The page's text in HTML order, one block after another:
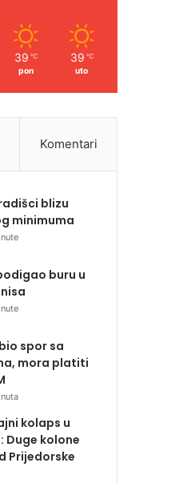
39 ℃
pon
39 ℃
uto
Komentari
blizu
minimuma
buru u
spor sa
mora platiti
kolaps u
Duge kolone
Prijedorske